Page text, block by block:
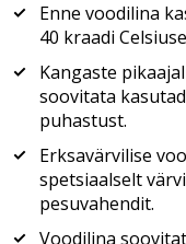
Enne voodilina
40 kraadi
Kangaste
soovitata
puhastust.
Erksavärvilise
spetsiaalselt
pesuvahendit.
Voodilina